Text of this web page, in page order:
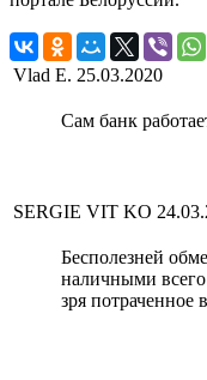
Vlad E. 25.03.2020
Сам банк
SERGIE VIT KO
Бесполезней
наличными
зря потраченное